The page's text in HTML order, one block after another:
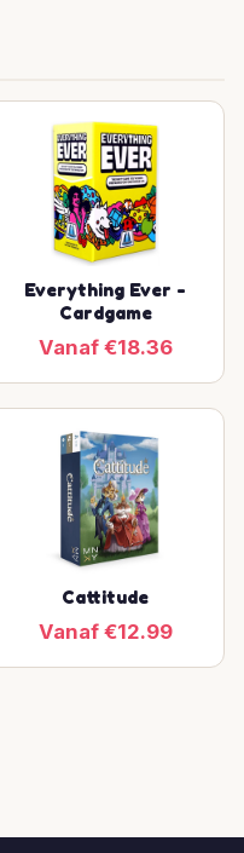
Everything Ever -
Cardgame
Vanaf €18.36
Cattitude
Vanaf €12.99